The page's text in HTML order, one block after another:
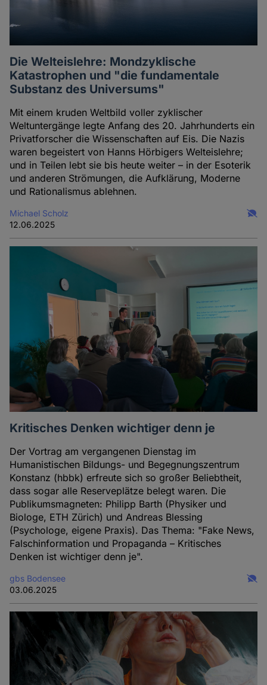
Die Welteislehre: Mondzyklische
Katastrophen und "die fundamentale
Substanz des Universums"
Mit einem kruden Weltbild voller zyklischer
Weltuntergänge legte Anfang des 20. Jahrhunderts ein
Privatforscher die Wissenschaften auf Eis. Die Nazis
waren begeistert von Hanns Hörbigers Welteislehre;
und in Teilen lebt sie bis heute weiter – in der Esoterik
und anderen Strömungen, die Aufklärung, Moderne
und Rationalismus ablehnen.
Michael Scholz
12.06.2025
Kritisches Denken wichtiger denn je
Der Vortrag am vergangenen Dienstag im
Humanistischen Bildungs- und Begegnungszentrum
Konstanz (hbbk) erfreute sich so großer Beliebtheit,
dass sogar alle Reserveplätze belegt waren. Die
Publikumsmagneten: Philipp Barth (Physiker und
Biologe, ETH Zürich) und Andreas Blessing
(Psychologe, eigene Praxis). Das Thema: "Fake News,
Falschinformation und Propaganda – Kritisches
Denken ist wichtiger denn je".
gbs Bodensee
03.06.2025